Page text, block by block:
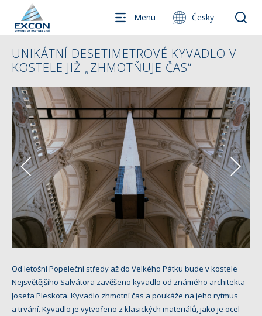
Menu Česky
UNIKÁTNÍ DESETIMETROVÉ KYVADLO V
KOSTELE JIŽ „ZHMOTŇUJE ČAS“
Od letošní Popeleční středy až do Velkého Pátku bude v kostele
Nejsvětějšího Salvátora zavěšeno kyvadlo od známého architekta
Josefa Pleskota. Kyvadlo zhmotní čas a poukáže na jeho rytmus
a trvání. Kyvadlo je vytvořeno z klasických materiálů, jako je ocel